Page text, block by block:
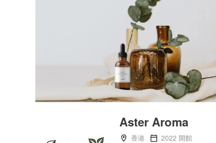
Aster Aroma
香港
2022 開館